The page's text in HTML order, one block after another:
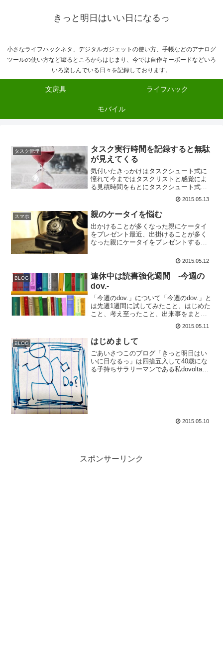
きっと明日はいい日になるっ
小さなライフハックネタ、デジタルガジェットの使い方、手帳などのアナログ
ツールの使い方など綴るところからはじまり、今では自作キーボードなどいろ
いろ楽しんでいる日々を記録しております。
文房具 ライフハック
モバイル
タスク管理
タスク実行時間を記録すると無駄
が見えてくる
気付いたきっかけはタスクシュート式に
憧れて今まではタスクリストと感覚によ
る見積時間をもとにタスクシュート式ラ
イクに日々の作業計画を立てていたので
すが、もっと正確にタスク完了に必要な
時間が知りたくなって4月半ばぐらいから
実際に作業した時間の記...
2015.05.13
スマホ 親のケータイを悩む
出かけることが多くなった親にケータイ
をプレゼント最近、出掛けることが多く
なった親にケータイをプレゼントするこ
状態にいて欲しいとの子供のエゴかもし
維持費は親に負担してもら...
2015.05.12
BLOG
連休中は読書強化週間 -今週の
dov.-
「今週のdov.」について「今週のdov.」と
は先週1週間に試してみたこと、はじめた
こと、考え至ったこと、出来事をまとめ
りやすい連休中は、子供を寝かしつけて
からが夫婦の自由時間になるので普段よ
りも読書に充...
2015.05.11
BLOG はじめまして
ごあいさつこのブログ「きっと明日はい
いに日なるっ」は四捨五入して40歳にな
る子持ちサラリーマンである私dovoltaga
2015.05.10
スポンサーリンク